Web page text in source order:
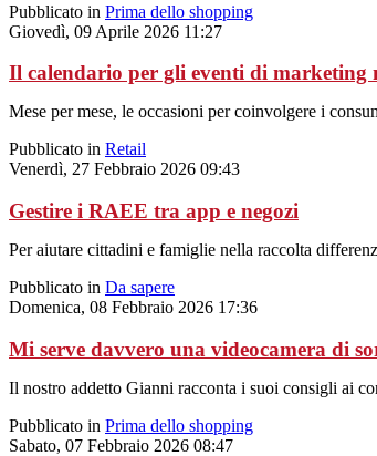
Pubblicato in Prima dello shopping
Giovedì, 09 Aprile 2026 11:27
Il calendario per gli eventi di marketing
Mese per mese, le occasioni per coinvolgere i
Pubblicato in Retail
Venerdì, 27 Febbraio 2026 09:43
Gestire i RAEE tra app e negozi
Per aiutare cittadini e famiglie nella raccolta
Pubblicato in Da sapere
Domenica, 08 Febbraio 2026 17:36
Mi serve davvero una videocamera di
Il nostro addetto Gianni racconta i suoi consigli ai
Pubblicato in Prima dello shopping
Sabato, 07 Febbraio 2026 08:47